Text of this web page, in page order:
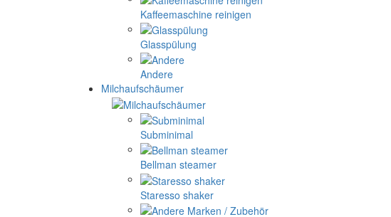
Kaffeemaschine reinigen
Glasspülung
Andere
Milchaufschäumer
Subminimal
Bellman steamer
Staresso shaker